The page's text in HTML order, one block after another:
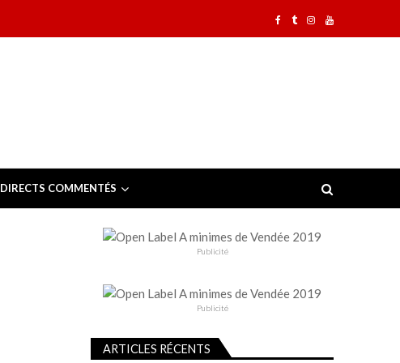
DIRECTS COMMENTÉS
Publicité
Publicité
ARTICLES RÉCENTS